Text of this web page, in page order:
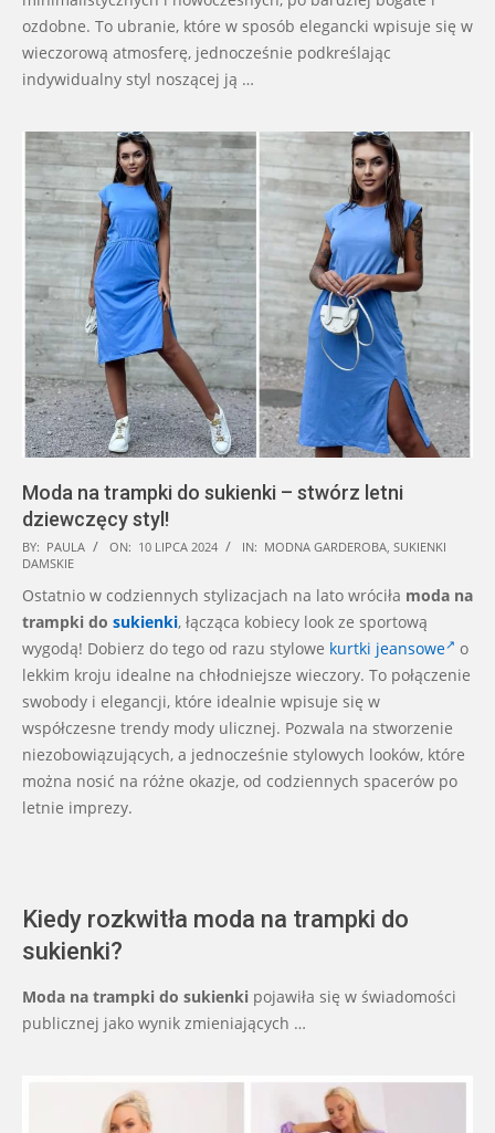
ozdobne. To ubranie, które w sposób elegancki wpisuje się w
wieczorową atmosferę, jednocześnie podkreślając
indywidualny styl noszącej ją …
Moda na trampki do sukienki – stwórz letni
dziewczęcy styl!
2024-
07-
10
BY: PAULA ON: 10 LIPCA 2024 IN: MODNA GARDEROBA, SUKIENKI
DAMSKIE
Ostatnio w codziennych stylizacjach na lato wróciła moda na
trampki do sukienki, łącząca kobiecy look ze sportową
wygodą! Dobierz do tego od razu stylowe kurtki jeansowe
o
lekkim kroju idealne na chłodniejsze wieczory. To połączenie
swobody i elegancji, które idealnie wpisuje się w
współczesne trendy mody ulicznej. Pozwala na stworzenie
niezobowiązujących, a jednocześnie stylowych looków, które
można nosić na różne okazje, od codziennych spacerów po
letnie imprezy.
Kiedy rozkwitła moda na trampki do
sukienki?
Moda na trampki do sukienki pojawiła się w świadomości
publicznej jako wynik zmieniających …